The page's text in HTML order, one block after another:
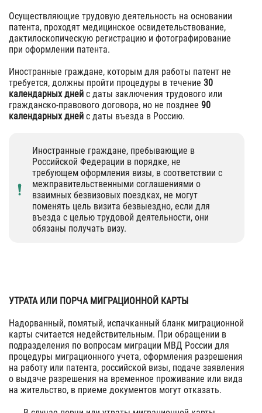
Осуществляющие трудовую деятельность на основании
патента, проходят медицинское освидетельствование,
дактилоскопическую регистрацию и фотографирование
при оформлении патента.
Иностранные граждане, которым для работы патент не
требуется, должны пройти процедуры в течение 30
календарных дней с даты заключения трудового или
гражданско-правового договора, но не позднее 90
календарных дней с даты въезда в Россию.
Иностранные граждане, пребывающие в
Российской Федерации в порядке, не
требующем оформления визы, в соответствии с
межправительственными соглашениями о
взаимных безвизовых поездках, не могут
поменять цель визита безвыездно, если для
въезда с целью трудовой деятельности, они
обязаны получать визу.
УТРАТА ИЛИ ПОРЧА МИГРАЦИОННОЙ КАРТЫ
Надорванный, помятый, испачканный бланк миграционной
карты считается недействительным. При обращении в
подразделения по вопросам миграции МВД России для
процедуры миграционного учета, оформления разрешения
на работу или патента, российской визы, подаче заявления
о выдаче разрешения на временное проживание или вида
на жительство, в приеме документов могут отказать.